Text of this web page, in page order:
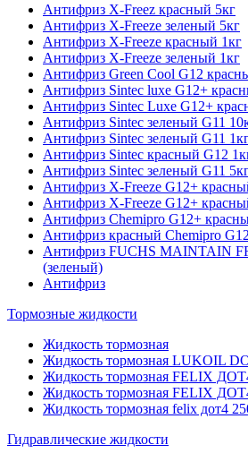
Антифриз X-Freez красный 5кг
Антифриз X-Freeze зеленый 5кг
Антифриз X-Freeze красный 1кг
Антифриз X-Freeze зеленый 1кг
Антифриз Green Cool G12
Антифриз Sintec luxe G12+
Антифриз Sintec Luxe G12+
Антифриз Sintec зеленый G11
Антифриз Sintec зеленый G11
Антифриз Sintec красный G12
Антифриз Sintec зеленый G11
Антифриз X-Freeze G12+
Антифриз X-Freeze G12+
Антифриз Chemipro G12+
Антифриз красный Chemipro
Антифриз FUCHS MAINTAIN
(зеленый)
Антифриз
Тормозные жидкости
Жидкость тормозная
Жидкость тормозная LUKOIL
Жидкость тормозная FELIX
Жидкость тормозная FELIX
Жидкость тормозная felix дот4
Гидравлические жидкости